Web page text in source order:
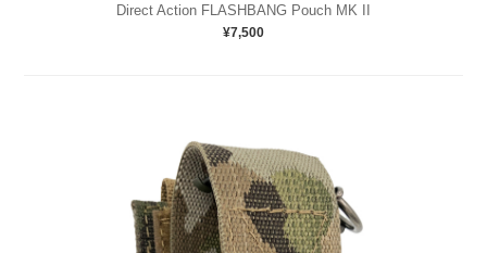
Direct Action FLASHBANG Pouch MK II
¥7,500